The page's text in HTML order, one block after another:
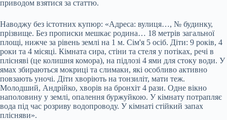
приводом взятися за статтю.
Наводжу без істотних купюр: «Адреса: вулиця…, № будинку,
прізвище. Без прописки мешкає родина… 18 метрів загальної
площі, нижче за рівень землі на 1 м. Сім'я 5 осіб. Діти: 9 років, 4
роки та 4 місяці. Кімната сира, стіни та стеля у потіках, речі в
плісняві (це колишня комора), на підлозі 4 ями для стоку води. У
ямах збираються мокриці та слимаки, які особливо активно
повзають уночі. Діти хворіють на тонзиліт, мати теж.
Молодший, Андрійко, хворів на бронхіт 4 рази. Одне вікно
наполовину у землі, опалення буржуйкою. У кімнату потрапляє
вода під час розриву водопроводу. У кімнаті стійкий запах
плісняви».